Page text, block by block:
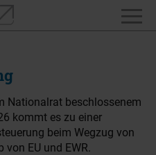
Nationalrat beschlossenem
kommt es zu einer
beim Wegzug von
EU und EWR.